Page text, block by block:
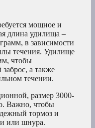
мощное и
длина удилища –
в зависимости
течения. Удилище
чтобы
а также
течении.
размер 3000-
Важно, чтобы
тормоз и
или шнура.